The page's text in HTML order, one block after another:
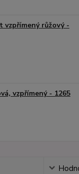
vzpřímený růžový -
vzpřímený - 1265